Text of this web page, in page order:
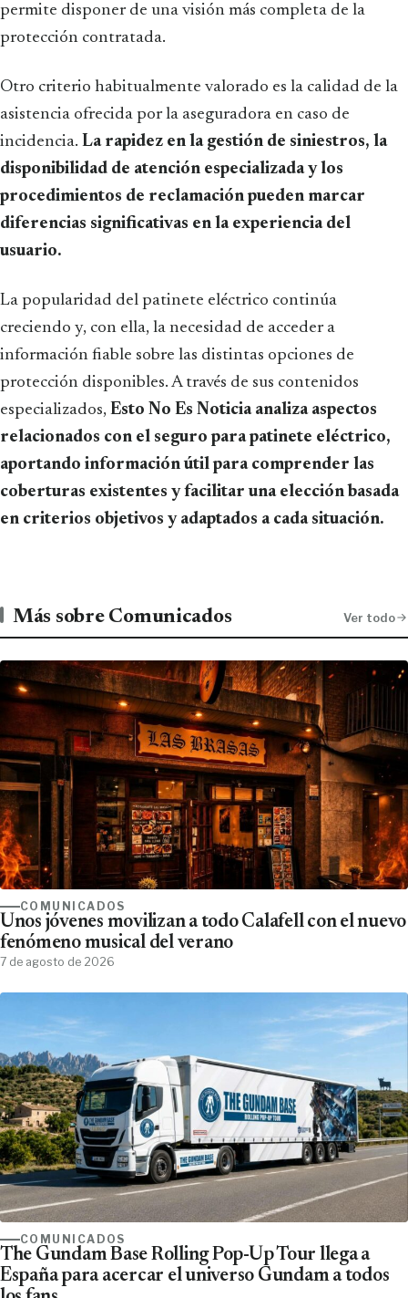
permite disponer de una visión más completa de la
protección contratada.
Otro criterio habitualmente valorado es la calidad de la
asistencia ofrecida por la aseguradora en caso de
incidencia. La rapidez en la gestión de siniestros, la
disponibilidad de atención especializada y los
procedimientos de reclamación pueden marcar
diferencias significativas en la experiencia del
usuario.
La popularidad del patinete eléctrico continúa
creciendo y, con ella, la necesidad de acceder a
información fiable sobre las distintas opciones de
protección disponibles. A través de sus contenidos
especializados, Esto No Es Noticia analiza aspectos
relacionados con el seguro para patinete eléctrico,
aportando información útil para comprender las
coberturas existentes y facilitar una elección basada
en criterios objetivos y adaptados a cada situación.
Más sobre Comunicados Ver todo
COMUNICADOS
Unos jóvenes movilizan a todo Calafell con el nuevo
fenómeno musical del verano
7 de agosto de 2026
COMUNICADOS
The Gundam Base Rolling Pop-Up Tour llega a
España para acercar el universo Gundam a todos